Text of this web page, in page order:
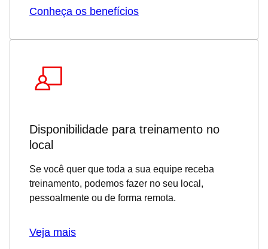
Conheça os benefícios
Disponibilidade para treinamento no
local
Se você quer que toda a sua equipe receba
treinamento, podemos fazer no seu local,
pessoalmente ou de forma remota.
Veja mais